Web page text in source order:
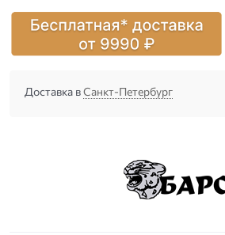
Доставка вСанкт-Петербург